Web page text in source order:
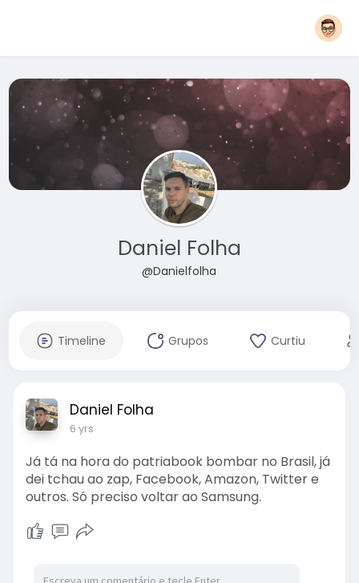
Daniel Folha
@Danielfolha
Timeline Grupos Curtiu
Daniel Folha
6 yrs
Já tá na hora do patriabook bombar no Brasil, já
dei tchau ao zap, Facebook, Amazon, Twitter e
outros. Só preciso voltar ao Samsung.